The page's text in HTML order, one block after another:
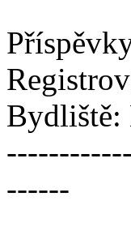
Bydliště:
------